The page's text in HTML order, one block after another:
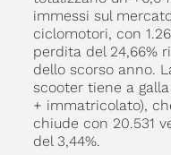
immessi sul
ciclomotori, con
perdita del 24,66%
dello scorso anno.
scooter tiene a
+ immatricolato),
chiude con 20.531
del 3,44%.